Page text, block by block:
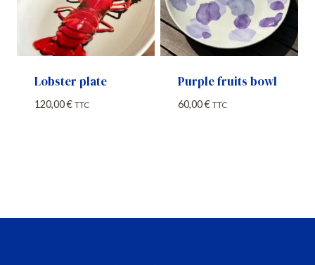
Lobster plate
120,00€ TTC
Purple fruits bowl
60,00€ TTC